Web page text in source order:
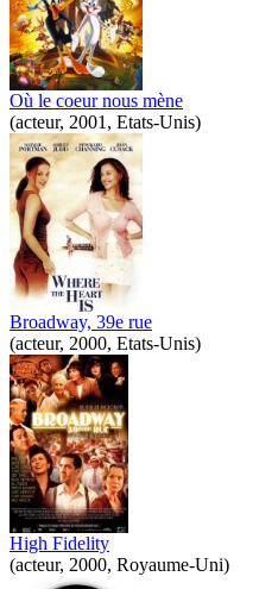
Où le coeur nous mène
(acteur, 2001, Etats-Unis)
Broadway, 39e rue
(acteur, 2000, Etats-Unis)
High Fidelity
(acteur, 2000, Royaume-Uni)